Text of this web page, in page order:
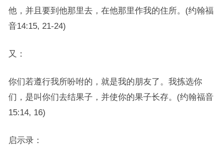
他，并且要到他那里去，在他那里作我的住所。(约翰福
音14:15, 21-24)
又：
你们若遵行我所吩咐的，就是我的朋友了。我拣选你
们，是叫你们去结果子，并使你的果子长存。(约翰福音
15:14, 16)
启示录：